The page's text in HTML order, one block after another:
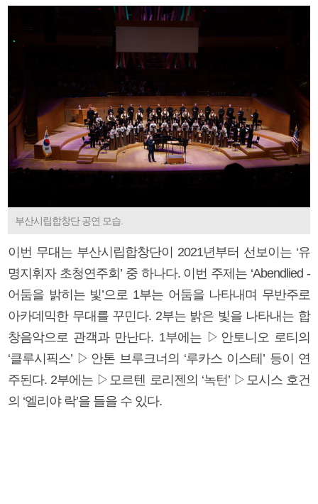
부산시립합창단 공연 모습.
이번 무대는 부산시립합창단이 2021년부터 선보이는 ‘유
명지휘자 초청연주회’ 중 하나다. 이번 주제는 ‘Abendlied -
어둠을 밝히는 빛’으로 1부는 어둠을 나타내며 무반주로
아카데믹한 무대를 꾸민다. 2부는 밝은 빛을 나타내는 합
창음악으로 관객과 만난다. 1부에는 ▷안토니오 로티의
‘클루시픽스’ ▷안톤 브루크너의 ‘루카스 이스테’ 등이 연
주된다. 2부에는 ▷모르텐 로리젠의 ‘녹턴’ ▷모시스 호건
의 ‘엘리야 락’을 들을 수 있다.